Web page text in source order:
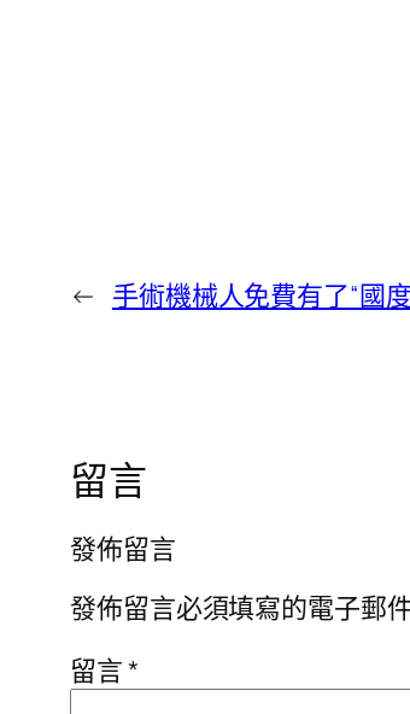
← 手術機械人免費有了“國
留言
發佈留言
發佈留言必須填寫的電子郵
留言*